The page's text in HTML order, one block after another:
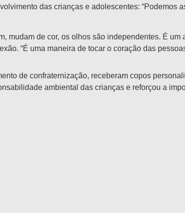
das crianças e adolescentes: “Podemos
mudam de cor, os olhos são independentes. É
“É uma maneira de tocar o coração das
de confraternização, receberam copos
ambiental das crianças e reforçou a